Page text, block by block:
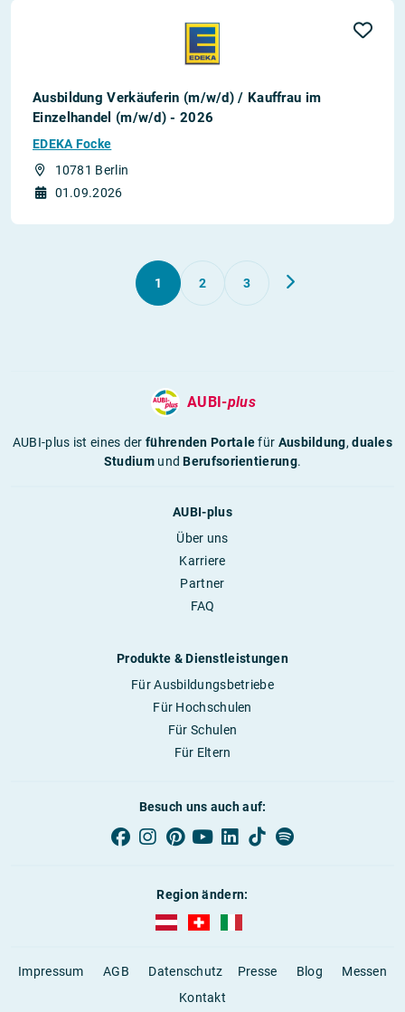
Ausbildung Verkäuferin (m/w/d) / Kauffrau im
Einzelhandel (m/w/d) - 2026
EDEKA Focke
10781 Berlin
01.09.2026
1 2 3
AUBI-plus
AUBI-plus ist eines derführenden Portalefür Ausbildung,duales
StudiumundBerufsorientierung.
AUBI-plus
Über uns
Karriere
Partner
FAQ
Produkte & Dienstleistungen
Für Ausbildungsbetriebe
Für Hochschulen
Für Schulen
Für Eltern
Besuch uns auch auf:
Region ändern:
AUBI-plus Österreich (deutsch)
Impressum AGB Datenschutz Presse Blog
Messen
Kontakt